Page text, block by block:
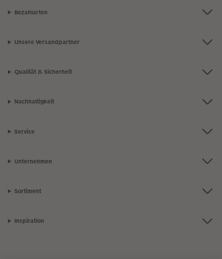
Bezahlarten
Unsere Versandpartner
Qualität & Sicherheit
Nachhaltigkeit
Service
Unternehmen
Sortiment
Inspiration